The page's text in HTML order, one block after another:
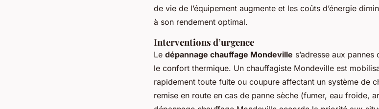
de vie de l’équipement augmente et les coûts d’énergie
à son rendement optimal.
Interventions d’urgence
Le dépannage chauffage Mondeville s’adresse aux
le confort thermique. Un chauffagiste Mondeville est
rapidement toute fuite ou coupure affectant un système de
remise en route en cas de panne sèche (fumer, eau froide,